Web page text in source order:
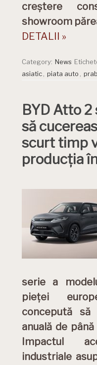
creștere
showroom
DETALII »
Category: News
asiatic
piata auto
BYD Atto
să
scurt timp
producția
serie a
pieței
concepută
anuală de
Impactul
industriale